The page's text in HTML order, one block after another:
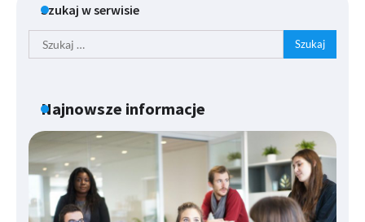
Szukaj w serwisie
Szukaj:
Najnowsze informacje